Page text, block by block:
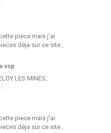
:
piece mais j'ai
déja sur ce site ,
vsp
LES MINES,
:
piece mais j'ai
déja sur ce site ,